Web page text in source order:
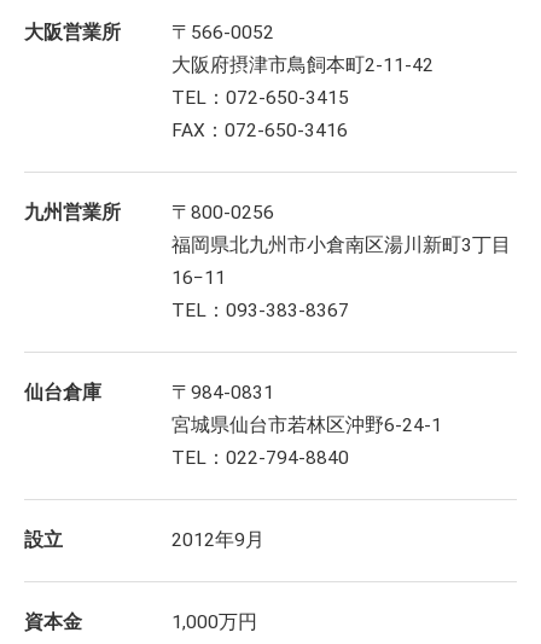
大阪営業所
〒566-0052
大阪府摂津市鳥飼本町2-11-42
TEL：072-650-3415
FAX：072-650-3416
九州営業所
〒800-0256
福岡県北九州市小倉南区湯川新町3丁目
16−11
TEL：093-383-8367
仙台倉庫
〒984-0831
宮城県仙台市若林区沖野6-24-1
TEL：022-794-8840
設立 2012年9月
資本金 1,000万円